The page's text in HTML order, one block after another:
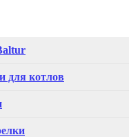
для котлов